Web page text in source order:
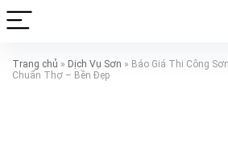
Trang chủ » Dịch Vụ Sơn » Báo Giá Thi Công
Chuẩn Thợ – Bền Đẹp